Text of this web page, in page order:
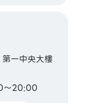
一中央大樓
～20:00